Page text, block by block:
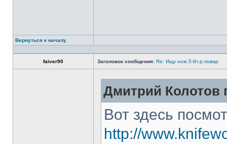
Вернуться к началу
faiver90 Заголовок сообщения: Re: Ищу нож.5-8т.р.повар
Дмитрий Колотов
Вот здесь
http://